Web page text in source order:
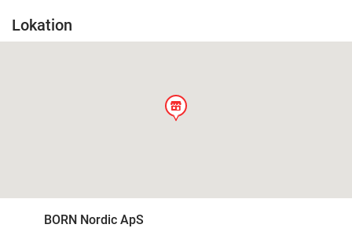
Lokation
store
BORN Nordic ApS